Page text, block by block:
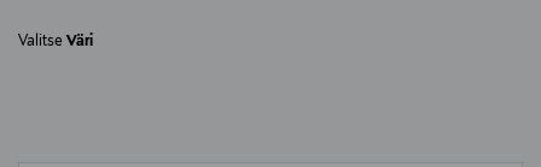
Valitse Väri